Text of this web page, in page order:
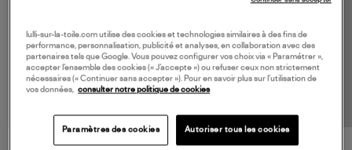
lulli-sur-la-toile.com utilise des cookies et technologies similaires à des fins de
performance, personnalisation, publicité et analyses, en collaboration avec des
partenaires tels que Google. Vous pouvez configurer vos choix via « Paramétrer »,
accepter l’ensemble des cookies (« J’accepte ») ou refuser ceux non strictement
nécessaires (« Continuer sans accepter »). Pour en savoir plus sur l’utilisation de
vos données, consulter notre politique de cookies
Paramètres des cookies Autoriser tous les cookies